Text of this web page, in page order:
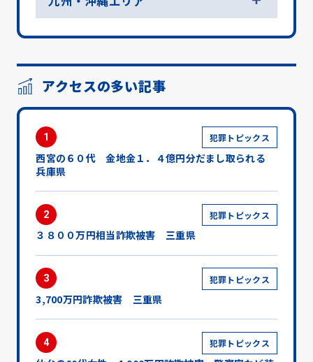
アクセスの多い記事
1 犯罪トピックス
西宮の６０代 金地金１．４億円分だまし取られる
兵庫県
2 犯罪トピックス
３８００万円相当詐欺被害 三重県
3 犯罪トピックス
3,700万円詐欺被害 三重県
4 犯罪トピックス